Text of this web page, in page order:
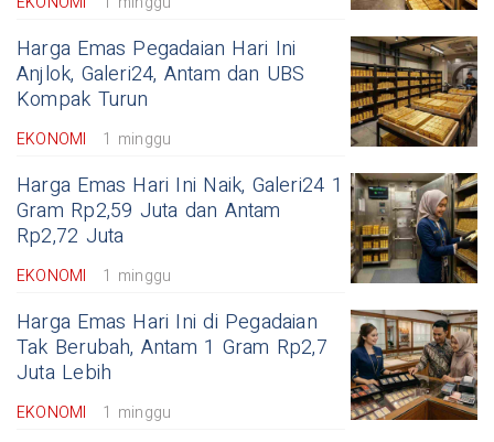
Harga Emas Pegadaian Hari Ini
Anjlok, Galeri24, Antam dan UBS
Kompak Turun
EKONOMI 1 minggu
Harga Emas Hari Ini Naik, Galeri24 1
Gram Rp2,59 Juta dan Antam
Rp2,72 Juta
EKONOMI 1 minggu
Harga Emas Hari Ini di Pegadaian
Tak Berubah, Antam 1 Gram Rp2,7
Juta Lebih
EKONOMI 1 minggu